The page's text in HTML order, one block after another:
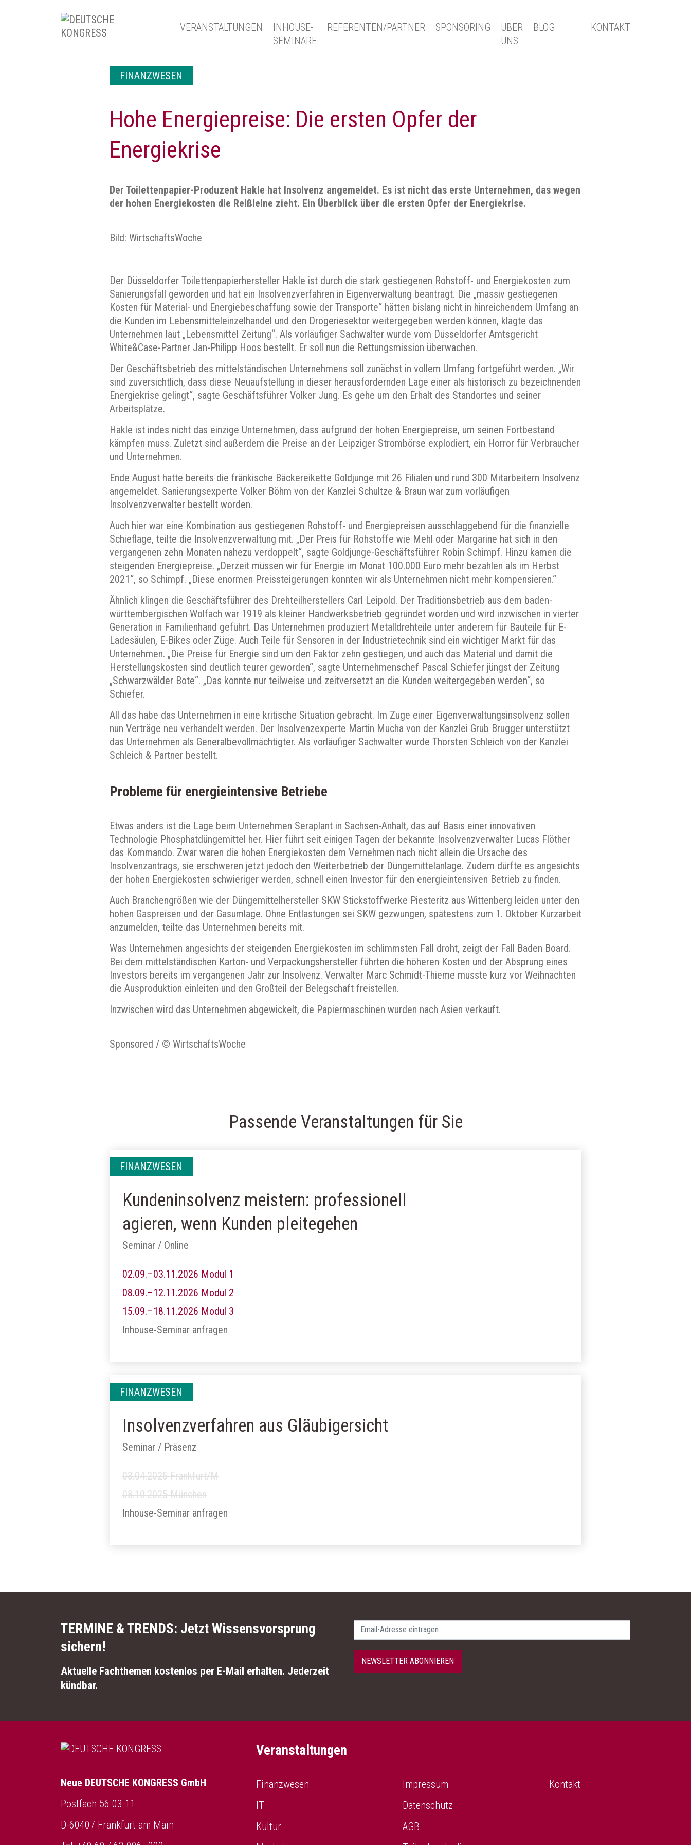
VERANSTALTUNGEN
INHOUSE-
SEMINARE
REFERENTEN/PARTNER SPONSORING
ÜBER
UNS
BLOG KONTAKT
FINANZWESEN
Hohe Energiepreise: Die ersten Opfer der
Energiekrise
Der Toilettenpapier-Produzent Hakle hat Insolvenz angemeldet. Es ist nicht das erste Unternehmen, das wegen
der hohen Energiekosten die Reißleine zieht. Ein Überblick über die ersten Opfer der Energiekrise.
Bild: WirtschaftsWoche
Der Düsseldorfer Toilettenpapierhersteller Hakle ist durch die stark gestiegenen Rohstoff- und Energiekosten zum
Sanierungsfall geworden und hat ein Insolvenzverfahren in Eigenverwaltung beantragt. Die „massiv gestiegenen
Kosten für Material- und Energiebeschaffung sowie der Transporte“ hätten bislang nicht in hinreichendem Umfang an
die Kunden im Lebensmitteleinzelhandel und den Drogeriesektor weitergegeben werden können, klagte das
Unternehmen laut „Lebensmittel Zeitung“. Als vorläufiger Sachwalter wurde vom Düsseldorfer Amtsgericht
White&Case-Partner Jan-Philipp Hoos bestellt. Er soll nun die Rettungsmission überwachen.
Der Geschäftsbetrieb des mittelständischen Unternehmens soll zunächst in vollem Umfang fortgeführt werden. „Wir
sind zuversichtlich, dass diese Neuaufstellung in dieser herausfordernden Lage einer als historisch zu bezeichnenden
Energiekrise gelingt“, sagte Geschäftsführer Volker Jung. Es gehe um den Erhalt des Standortes und seiner
Arbeitsplätze.
Hakle ist indes nicht das einzige Unternehmen, dass aufgrund der hohen Energiepreise, um seinen Fortbestand
kämpfen muss. Zuletzt sind außerdem die Preise an der Leipziger Strombörse explodiert, ein Horror für Verbraucher
und Unternehmen.
Ende August hatte bereits die fränkische Bäckereikette Goldjunge mit 26 Filialen und rund 300 Mitarbeitern Insolvenz
angemeldet. Sanierungsexperte Volker Böhm von der Kanzlei Schultze & Braun war zum vorläufigen
Insolvenzverwalter bestellt worden.
Auch hier war eine Kombination aus gestiegenen Rohstoff- und Energiepreisen ausschlaggebend für die finanzielle
Schieflage, teilte die Insolvenzverwaltung mit. „Der Preis für Rohstoffe wie Mehl oder Margarine hat sich in den
vergangenen zehn Monaten nahezu verdoppelt“, sagte Goldjunge-Geschäftsführer Robin Schimpf. Hinzu kamen die
steigenden Energiepreise. „Derzeit müssen wir für Energie im Monat 100.000 Euro mehr bezahlen als im Herbst
2021“, so Schimpf. „Diese enormen Preissteigerungen konnten wir als Unternehmen nicht mehr kompensieren.“
Ähnlich klingen die Geschäftsführer des Drehteilherstellers Carl Leipold. Der Traditionsbetrieb aus dem baden-
württembergischen Wolfach war 1919 als kleiner Handwerksbetrieb gegründet worden und wird inzwischen in vierter
Generation in Familienhand geführt. Das Unternehmen produziert Metalldrehteile unter anderem für Bauteile für E-
Ladesäulen, E-Bikes oder Züge. Auch Teile für Sensoren in der Industrietechnik sind ein wichtiger Markt für das
Unternehmen. „Die Preise für Energie sind um den Faktor zehn gestiegen, und auch das Material und damit die
Herstellungskosten sind deutlich teurer geworden“, sagte Unternehmenschef Pascal Schiefer jüngst der Zeitung
„Schwarzwälder Bote“. „Das konnte nur teilweise und zeitversetzt an die Kunden weitergegeben werden“, so
Schiefer.
All das habe das Unternehmen in eine kritische Situation gebracht. Im Zuge einer Eigenverwaltungsinsolvenz sollen
nun Verträge neu verhandelt werden. Der Insolvenzexperte Martin Mucha von der Kanzlei Grub Brugger unterstützt
das Unternehmen als Generalbevollmächtigter. Als vorläufiger Sachwalter wurde Thorsten Schleich von der Kanzlei
Schleich & Partner bestellt.
Probleme für energieintensive Betriebe
Etwas anders ist die Lage beim Unternehmen Seraplant in Sachsen-Anhalt, das auf Basis einer innovativen
Technologie Phosphatdüngemittel her. Hier führt seit einigen Tagen der bekannte Insolvenzverwalter Lucas Flöther
das Kommando. Zwar waren die hohen Energiekosten dem Vernehmen nach nicht allein die Ursache des
Insolvenzantrags, sie erschweren jetzt jedoch den Weiterbetrieb der Düngemittelanlage. Zudem dürfte es angesichts
der hohen Energiekosten schwieriger werden, schnell einen Investor für den energieintensiven Betrieb zu finden.
Auch Branchengrößen wie der Düngemittelhersteller SKW Stickstoffwerke Piesteritz aus Wittenberg leiden unter den
hohen Gaspreisen und der Gasumlage. Ohne Entlastungen sei SKW gezwungen, spätestens zum 1. Oktober Kurzarbeit
anzumelden, teilte das Unternehmen bereits mit.
Was Unternehmen angesichts der steigenden Energiekosten im schlimmsten Fall droht, zeigt der Fall Baden Board.
Bei dem mittelständischen Karton- und Verpackungshersteller führten die höheren Kosten und der Absprung eines
Investors bereits im vergangenen Jahr zur Insolvenz. Verwalter Marc Schmidt-Thieme musste kurz vor Weihnachten
die Ausproduktion einleiten und den Großteil der Belegschaft freistellen.
Inzwischen wird das Unternehmen abgewickelt, die Papiermaschinen wurden nach Asien verkauft.
Sponsored / © WirtschaftsWoche
Passende Veranstaltungen für Sie
FINANZWESEN
Kundeninsolvenz meistern: professionell
agieren, wenn Kunden pleitegehen
Seminar / Online
02.09.–03.11.2026 Modul 1
08.09.–12.11.2026 Modul 2
15.09.–18.11.2026 Modul 3
Inhouse-Seminar anfragen
FINANZWESEN
Insolvenzverfahren aus Gläubigersicht
Seminar / Präsenz
03.04.2025 Frankfurt/M
08.10.2025 München
Inhouse-Seminar anfragen
TERMINE & TRENDS: Jetzt Wissensvorsprung
sichern!
Aktuelle Fachthemen kostenlos per E-Mail erhalten. Jederzeit
kündbar.
Passwort
NEWSLETTER ABONNIEREN
Neue DEUTSCHE KONGRESS GmbH
Postfach 56 03 11
D-60407 Frankfurt am Main
Veranstaltungen
Finanzwesen
IT
Kultur
Impressum
Datenschutz
AGB
Kontakt